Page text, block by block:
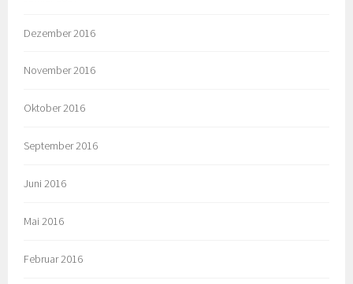
Dezember 2016
November 2016
Oktober 2016
September 2016
Juni 2016
Mai 2016
Februar 2016